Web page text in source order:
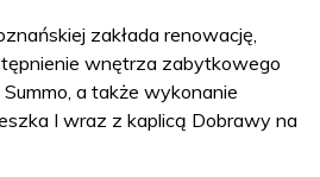
zakłada renowację,
wnętrza zabytkowego
a także wykonanie
I wraz z kaplicą Dobrawy na